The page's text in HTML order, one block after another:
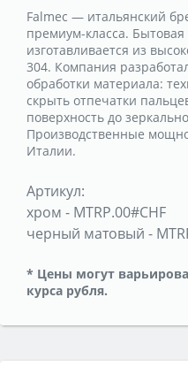
Falmec — итальянский
премиум-класса. Бытовая
изготавливается из
304. Компания
обработки материала:
скрыть отпечатки
поверхность до
Производственные
Италии.
Артикул:
хром - MTRP.00#CHF
черный матовый -
* Цены могут
курса рубля.